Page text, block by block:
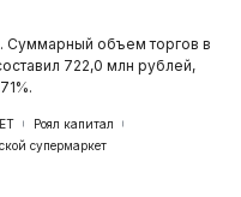
Суммарный объем торгов в
722,0 млн рублей,
Роял капитал
супермаркет